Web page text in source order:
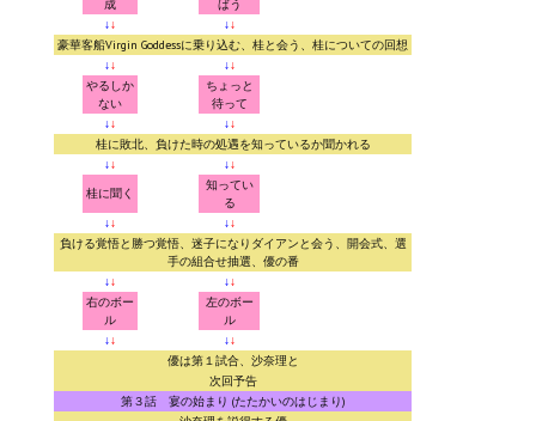
PC Otome VN
Vita VN
PSP VN
PS3 VN
PS2 VN
PC FX VN
成
ばう
↓↓ ↓↓
豪華客船Virgin Goddessに乗り込む、桂と会う、桂についての回想
↓↓ ↓↓
やるしか
ない
ちょっと
待って
↓↓ ↓↓
桂に敗北、負けた時の処遇を知っているか聞かれる
↓↓ ↓↓
桂に聞く
知ってい
る
↓↓ ↓↓
負ける覚悟と勝つ覚悟、迷子になりダイアンと会う、開会式、選
手の組合せ抽選、優の番
↓↓ ↓↓
右のボー
ル
左のボー
ル
↓↓ ↓↓
優は第１試合、沙奈理と
次回予告
第３話 宴の始まり (たたかいのはじまり)